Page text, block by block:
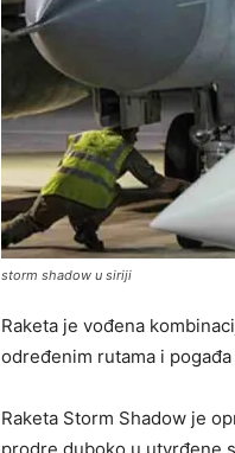
storm shadow u siriji
Raketa je vođena
određenim rutama i
Raketa Storm Shadow je